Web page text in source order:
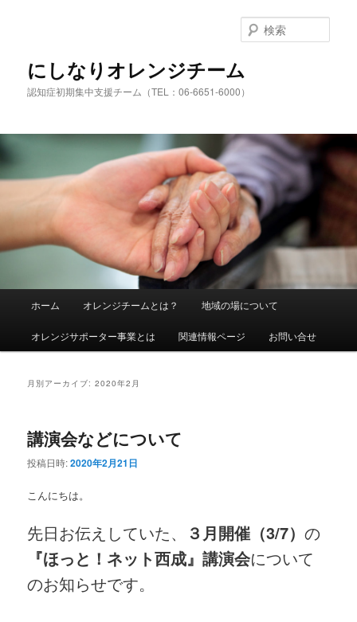
にしなりオレンジチーム
認知症初期集中支援チーム（TEL：06-6651-6000）
索
メ
イ
ン
ツ
へ
サ
ブ
テ
へ
移
ホーム オレンジチームとは？ 地域の場について
オレンジサポーター事業とは 関連情報ページ お問い合せ
月別アーカイブ:2020年2月
講演会などについて
投稿日時:2020年2月21日
こんにちは。
先日お伝えしていた、 ３月開催（3/7）の
『ほっと！ネット西成』講演会について
のお知らせです。